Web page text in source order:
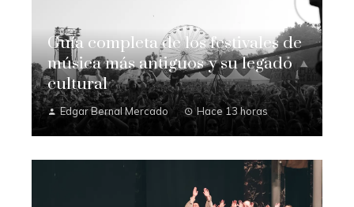
Guía completa de los festivales de
música más antiguos y su legado
cultural
Edgar Bernal Mercado Hace 13 horas